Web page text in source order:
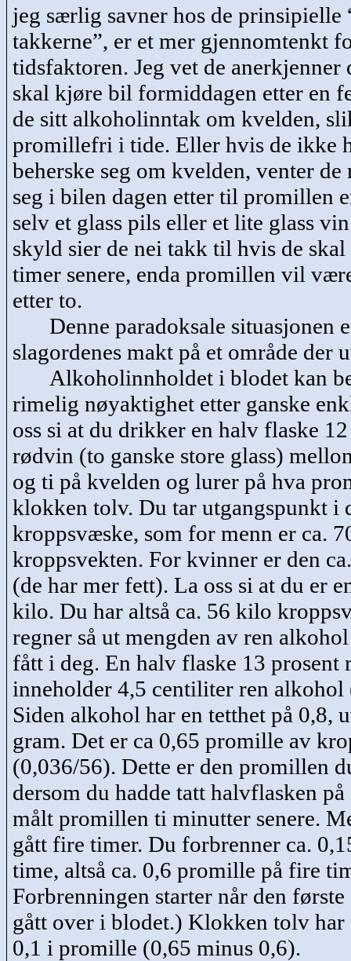
jeg særlig savner hos de prinsipielle
takkerne”, er et mer gjennomtenkt
tidsfaktoren. Jeg vet de anerkjenner
skal kjøre bil formiddagen etter en
de sitt alkoholinntak om kvelden,
promillefri i tide. Eller hvis de ikke
beherske seg om kvelden, venter de
seg i bilen dagen etter til promillen
selv et glass pils eller et lite glass
skyld sier de nei takk til hvis de
timer senere, enda promillen vil
etter to.
Denne paradoksale situasjonen
slagordenes makt på et område der
Alkoholinnholdet i blodet kan
rimelig nøyaktighet etter ganske
oss si at du drikker en halv flaske
rødvin (to ganske store glass)
og ti på kvelden og lurer på hva
klokken tolv. Du tar utgangspunkt i
kroppsvæske, som for menn er ca.
kroppsvekten. For kvinner er den
(de har mer fett). La oss si at du er
kilo. Du har altså ca. 56 kilo
regner så ut mengden av ren
fått i deg. En halv flaske 13 prosent
inneholder 4,5 centiliter ren
Siden alkohol har en tetthet på 0,8,
gram. Det er ca 0,65 promille av
(0,036/56). Dette er den promillen
dersom du hadde tatt halvflasken
målt promillen ti minutter senere.
gått fire timer. Du forbrenner ca.
time, altså ca. 0,6 promille på fire
Forbrenningen starter når den
gått over i blodet.) Klokken tolv har
0,1 i promille (0,65 minus 0,6).